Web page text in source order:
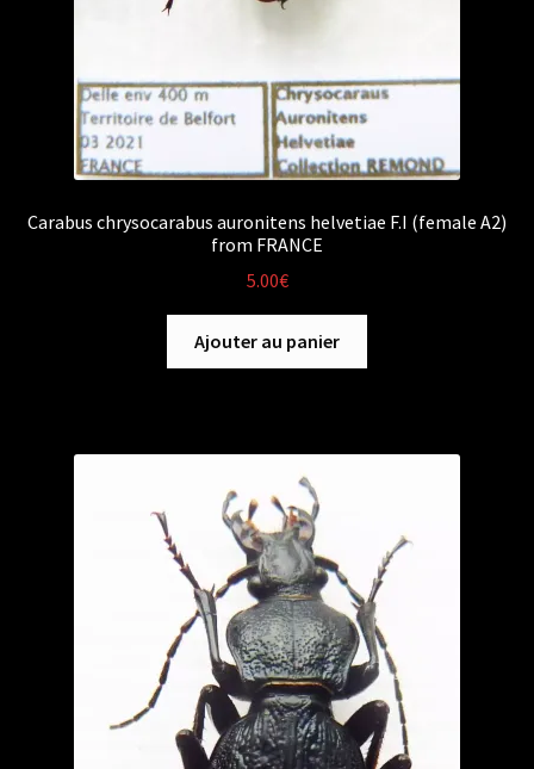
Carabus chrysocarabus auronitens helvetiae F.I (female A2)
from FRANCE
5.00€
Ajouter au panier